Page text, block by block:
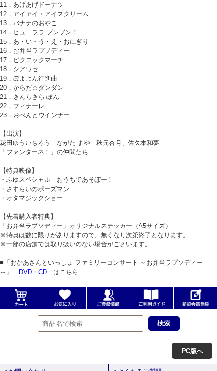
11．あげあげドーナツ
12．アイアイ・アイスクリーム
13．バナナのおやこ
14．ヒューララ ブンブン！
15．あ・い・う・え・おにぎり
16．お弁当ラプソディー
17．ピクニックマーチ
18．シアワセ
19．ぼよよん行進曲
20．からだ☆ダンダン
21．きんらきら ぽん
22．フィナーレ
23．おべんとウインナー
【出演】
花田ゆういちろう、ながた まや、秋元杏月、佐久本和夢
「ファンターネ！」の仲間たち
【特典映像】
・ふゆスペシャル おうちであそぼー！
・さすらいのポーズマン
・オタマジックショー
【先着購入者特典】
「お弁当ラプソディー」オリジナルステッカー（A5サイズ）
※特典は数に限りがありますので、無くなり次第終了となります。
※一部の店舗では取り扱いのない場合がございます。
■「おかあさんといっしょ ファミリーコンサート ～お弁当ラプソディー
～」 DVD ・ CD はこちら
PC版へ